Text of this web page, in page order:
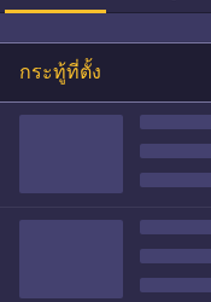
กระทู้ที่ตั้ง